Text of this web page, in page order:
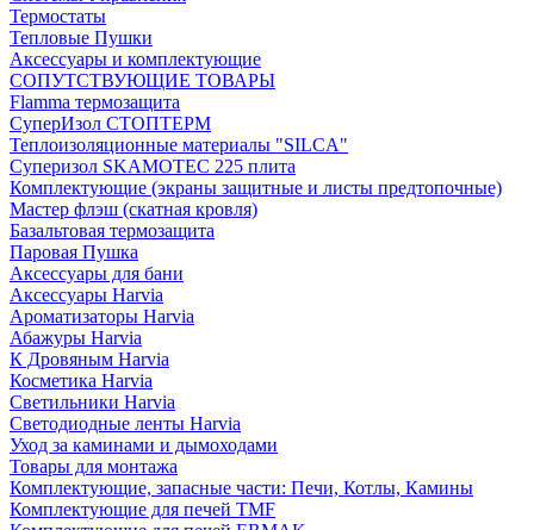
Термостаты
Тепловые Пушки
Аксессуары и комплектующие
СОПУТСТВУЮЩИЕ ТОВАРЫ
Flamma термозащита
СуперИзол СТОПТЕРМ
Теплоизоляционные материалы "SILCA"
Суперизол SKAMOTEC 225 плита
Комплектующие (экраны защитные и листы предтопочные)
Мастер флэш (скатная кровля)
Базальтовая термозащита
Паровая Пушка
Аксессуары для бани
Аксессуары Harvia
Ароматизаторы Harvia
Абажуры Harvia
К Дровяным Harvia
Косметика Harvia
Светильники Harvia
Светодиодные ленты Harvia
Уход за каминами и дымоходами
Товары для монтажа
Комплектующие, запасные части: Печи, Котлы, Камины
Комплектующие для печей TMF